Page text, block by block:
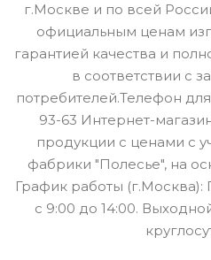
г.Москве и по всей
официальным ценам
гарантией качества и
в соответствии с
потребителей.Телефон
93-63 Интернет-
продукции с ценами с
фабрики "Полесье", на
График работы
с 9:00 до 14:00.